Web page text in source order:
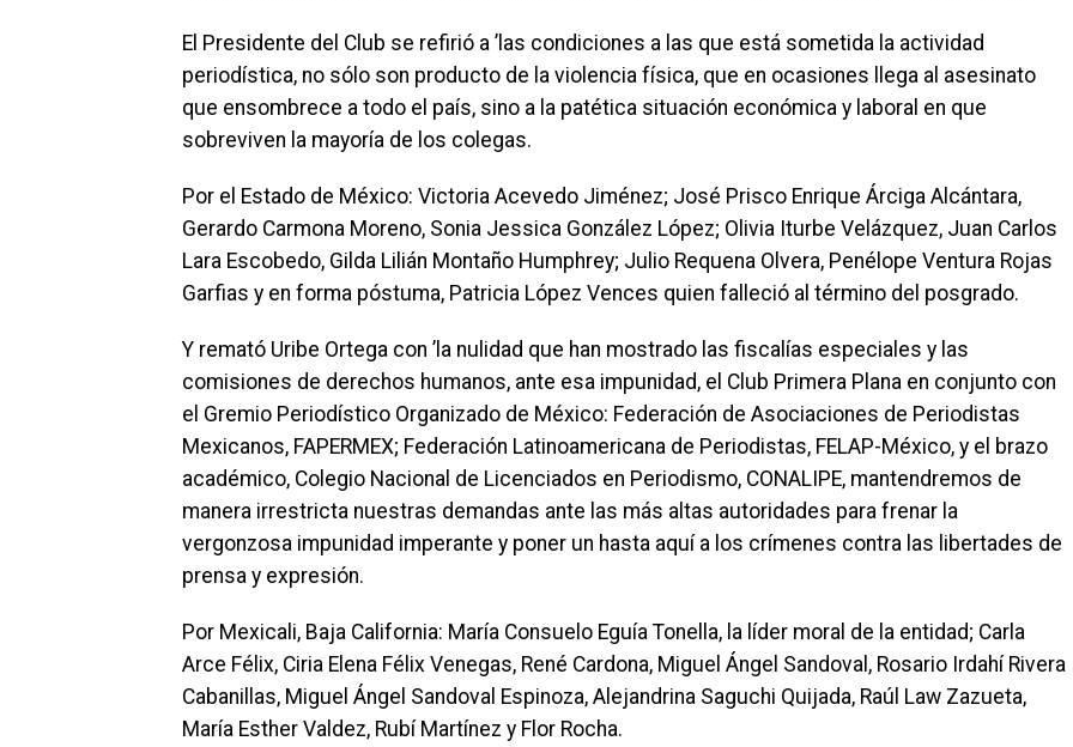
El Presidente del Club se refirió a ’las condiciones a las que está sometida la actividad
periodística, no sólo son producto de la violencia física, que en ocasiones llega al asesinato
que ensombrece a todo el país, sino a la patética situación económica y laboral en que
sobreviven la mayoría de los colegas.
Por el Estado de México: Victoria Acevedo Jiménez; José Prisco Enrique Árciga Alcántara,
Gerardo Carmona Moreno, Sonia Jessica González López; Olivia Iturbe Velázquez, Juan Carlos
Lara Escobedo, Gilda Lilián Montaño Humphrey; Julio Requena Olvera, Penélope Ventura Rojas
Garfias y en forma póstuma, Patricia López Vences quien falleció al término del posgrado.
Y remató Uribe Ortega con ’la nulidad que han mostrado las fiscalías especiales y las
comisiones de derechos humanos, ante esa impunidad, el Club Primera Plana en conjunto con
el Gremio Periodístico Organizado de México: Federación de Asociaciones de Periodistas
Mexicanos, FAPERMEX; Federación Latinoamericana de Periodistas, FELAP-México, y el brazo
académico, Colegio Nacional de Licenciados en Periodismo, CONALIPE, mantendremos de
manera irrestricta nuestras demandas ante las más altas autoridades para frenar la
vergonzosa impunidad imperante y poner un hasta aquí a los crímenes contra las libertades de
prensa y expresión.
Por Mexicali, Baja California: María Consuelo Eguía Tonella, la líder moral de la entidad; Carla
Arce Félix, Ciria Elena Félix Venegas, René Cardona, Miguel Ángel Sandoval, Rosario Irdahí Rivera
Cabanillas, Miguel Ángel Sandoval Espinoza, Alejandrina Saguchi Quijada, Raúl Law Zazueta,
María Esther Valdez, Rubí Martínez y Flor Rocha.